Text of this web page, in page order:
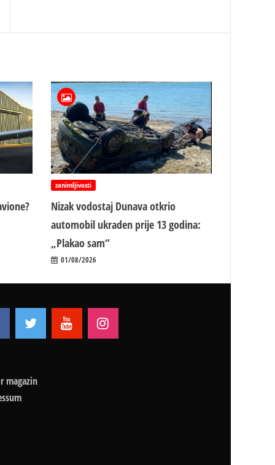
zanimljivosti
Nizak vodostaj Dunava otkrio
automobil ukraden prije 13 godina:
„Plakao sam“
01/08/2026
magazin